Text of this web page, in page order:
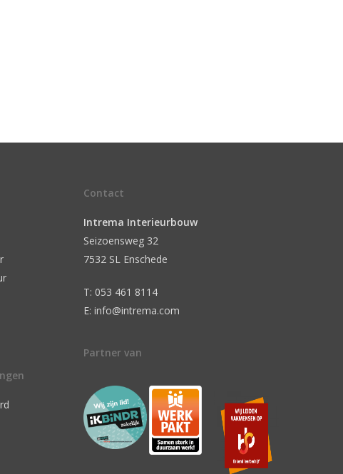
Contact
Intrema Interieurbouw
Seizoensweg 32
7532 SL Enschede
T: 053 461 8114
E: info@intrema.com
Partner van